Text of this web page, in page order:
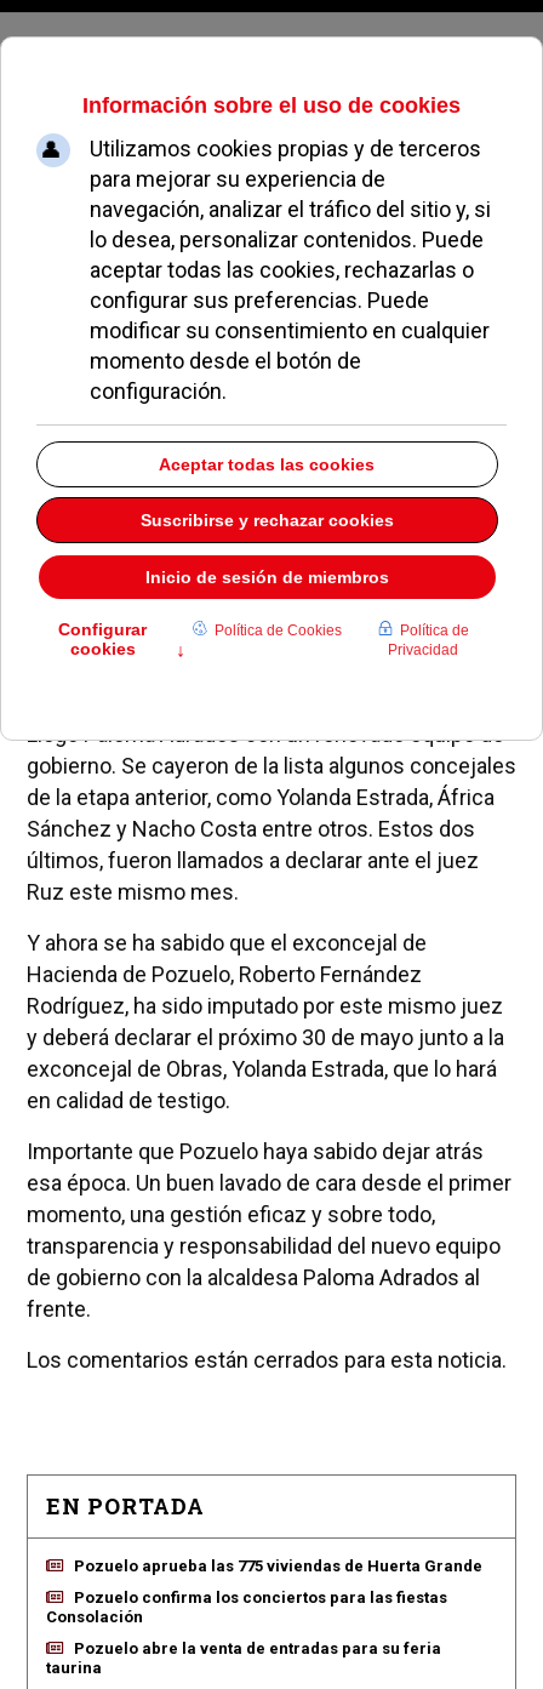
Jueves, 06 de agosto de 2026
Sin rastro de Gürtel
EL AVISPA EL AVISPERO DE POZUELO 23 MAYO 2014
Y se dice pronto... El nuevo equipo de gobierno
llegó en un momento delicado. No corrían tiempos
fáciles para Pozuelo, uno de los focos del caso
Gürtel. Imputaciones, juicios, acusaciones... y la
caída del alcalde, Jesús Sepúlveda, que sería
sustituido por Gonzalo Aguado hasta las
Llegó Paloma Adrados con un renovado equipo de
gobierno. Se cayeron de la lista algunos concejales
de la etapa anterior, como Yolanda Estrada, África
Sánchez y Nacho Costa entre otros. Estos dos
últimos, fueron llamados a declarar ante el juez
Ruz este mismo mes.
Y ahora se ha sabido que el exconcejal de
Hacienda de Pozuelo, Roberto Fernández
Rodríguez, ha sido imputado por este mismo juez
y deberá declarar el próximo 30 de mayo junto a la
exconcejal de Obras, Yolanda Estrada, que lo hará
en calidad de testigo.
Importante que Pozuelo haya sabido dejar atrás
esa época. Un buen lavado de cara desde el primer
momento, una gestión eficaz y sobre todo,
transparencia y responsabilidad del nuevo equipo
de gobierno con la alcaldesa Paloma Adrados al
frente.
Los comentarios están cerrados para esta noticia.
EN PORTADA
Pozuelo aprueba las 775 viviendas de Huerta Grande
Pozuelo confirma los conciertos para las fiestas
Consolación
Pozuelo abre la venta de entradas para su feria
taurina